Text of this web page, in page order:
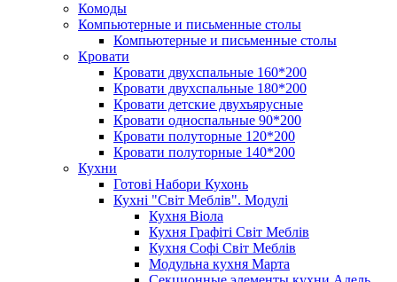
Комоды
Компьютерные и письменные столы
Компьютерные и письменные столы
Кровати
Кровати двухспальные 160*200
Кровати двухспальные 180*200
Кровати детские двухъярусные
Кровати односпальные 90*200
Кровати полуторные 120*200
Кровати полуторные 140*200
Кухни
Готові Набори Кухонь
Кухні "Світ Меблів". Модулі
Кухня Віола
Кухня Графіті Світ Меблів
Кухня Софі Світ Меблів
Модульна кухня Марта